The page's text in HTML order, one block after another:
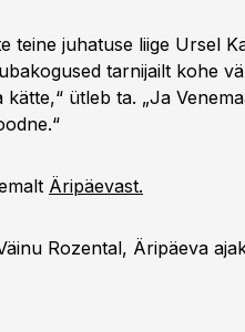
teine juhatuse liige Ursel
tarnijailt kohe
kätte,“ ütleb ta. „Ja
Äripäevast.
Rozental, Äripäeva